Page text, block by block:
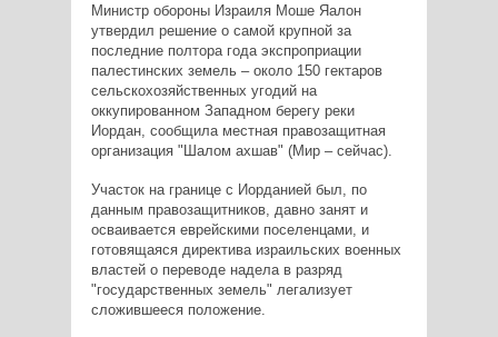
Министр обороны Израиля Моше Яалон
утвердил решение о самой крупной за
последние полтора года экспроприации
палестинских земель – около 150 гектаров
сельскохозяйственных угодий на
оккупированном Западном берегу реки
Иордан, сообщила местная правозащитная
организация "Шалом ахшав" (Мир – сейчас).
Участок на границе с Иорданией был, по
данным правозащитников, давно занят и
осваивается еврейскими поселенцами, и
готовящаяся директива израильских военных
властей о переводе надела в разряд
"государственных земель" легализует
сложившееся положение.